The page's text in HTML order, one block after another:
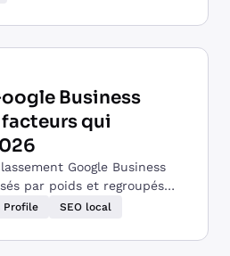
Business
facteurs qui
Google Business
par poids et regroupés
proximité, notoriété.
Profile SEO local